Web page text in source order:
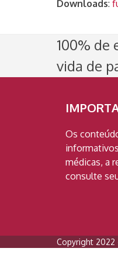
Downloads:
100% de
vida de
Os
médicas, a
consulte
Copyright 2022